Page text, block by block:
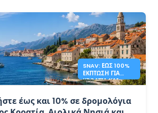
SNAV: ΈΩΣ 100%
ΈΚΠΤΩΣΗ ΓΙΑ
ΚΡΟΑΤΊΑ ΚΑΙ
έως και 10% σε δρομολόγια